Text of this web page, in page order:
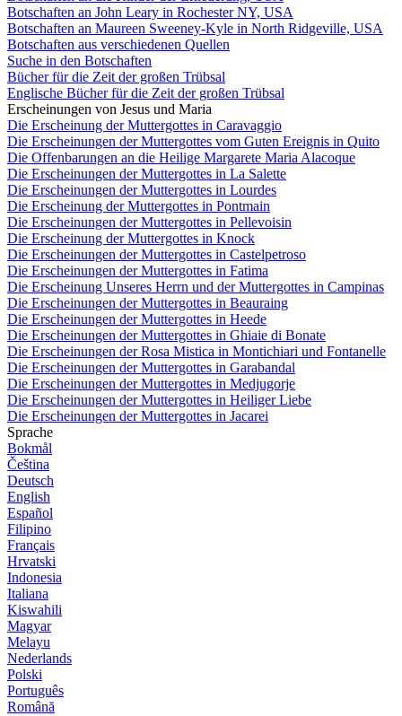
Botschaften an John Leary in Rochester NY, USA
Botschaften an Maureen Sweeney-Kyle in North Ridgeville, USA
Botschaften aus verschiedenen Quellen
Suche in den Botschaften
Bücher für die Zeit der großen Trübsal
Englische Bücher für die Zeit der großen Trübsal
Erscheinungen von Jesus und Maria
Die Erscheinung der Muttergottes in Caravaggio
Die Erscheinungen der Muttergottes vom Guten Ereignis in Quito
Die Offenbarungen an die Heilige Margarete Maria Alacoque
Die Erscheinungen der Muttergottes in La Salette
Die Erscheinungen der Muttergottes in Lourdes
Die Erscheinung der Muttergottes in Pontmain
Die Erscheinungen der Muttergottes in Pellevoisin
Die Erscheinung der Muttergottes in Knock
Die Erscheinungen der Muttergottes in Castelpetroso
Die Erscheinungen der Muttergottes in Fatima
Die Erscheinung Unseres Herrn und der Muttergottes in Campinas
Die Erscheinungen der Muttergottes in Beauraing
Die Erscheinungen der Muttergottes in Heede
Die Erscheinungen der Muttergottes in Ghiaie di Bonate
Die Erscheinungen der Rosa Mistica in Montichiari und Fontanelle
Die Erscheinungen der Muttergottes in Garabandal
Die Erscheinungen der Muttergottes in Medjugorje
Die Erscheinungen der Muttergottes in Heiliger Liebe
Die Erscheinungen der Muttergottes in Jacarei
Sprache
Bokmål
Čeština
Deutsch
English
Español
Filipino
Français
Hrvatski
Indonesia
Italiana
Kiswahili
Magyar
Melayu
Nederlands
Polski
Português
Română